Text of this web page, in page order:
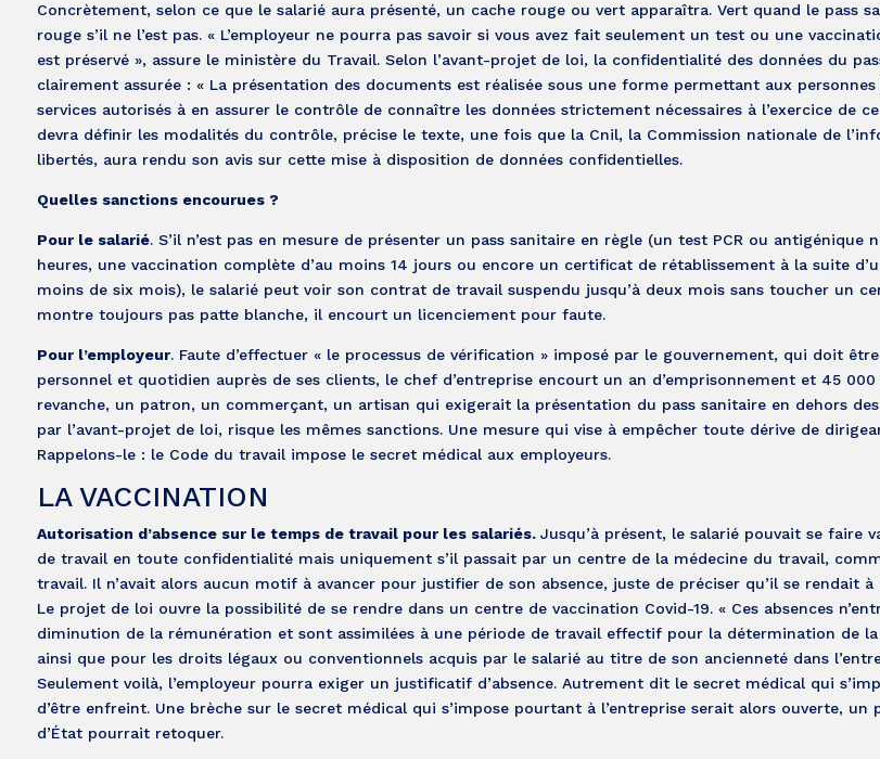
Concrètement, selon ce que le salarié aura présenté, un cache rouge ou vert apparaîtra. Vert quand le pass
rouge s’il ne l’est pas. « L’employeur ne pourra pas savoir si vous avez fait seulement un test ou une
est préservé », assure le ministère du Travail. Selon l’avant-projet de loi, la confidentialité des données du
clairement assurée : « La présentation des documents est réalisée sous une forme permettant aux
services autorisés à en assurer le contrôle de connaître les données strictement nécessaires à l’exercice de
devra définir les modalités du contrôle, précise le texte, une fois que la Cnil, la Commission nationale de
libertés, aura rendu son avis sur cette mise à disposition de données confidentielles.
Quelles sanctions encourues ?
Pour le salarié. S’il n’est pas en mesure de présenter un pass sanitaire en règle (un test PCR ou antigénique
heures, une vaccination complète d’au moins 14 jours ou encore un certificat de rétablissement à la suite
moins de six mois), le salarié peut voir son contrat de travail suspendu jusqu’à deux mois sans toucher un
montre toujours pas patte blanche, il encourt un licenciement pour faute.
Pour l’employeur. Faute d’effectuer « le processus de vérification » imposé par le gouvernement, qui doit
personnel et quotidien auprès de ses clients, le chef d’entreprise encourt un an d’emprisonnement et 45 000
revanche, un patron, un commerçant, un artisan qui exigerait la présentation du pass sanitaire en dehors
par l’avant-projet de loi, risque les mêmes sanctions. Une mesure qui vise à empêcher toute dérive de
Rappelons-le : le Code du travail impose le secret médical aux employeurs.
LA VACCINATION
Autorisation d’absence sur le temps de travail pour les salariés. Jusqu’à présent, le salarié pouvait se faire
de travail en toute confidentialité mais uniquement s’il passait par un centre de la médecine du travail,
travail. Il n’avait alors aucun motif à avancer pour justifier de son absence, juste de préciser qu’il se rendait
Le projet de loi ouvre la possibilité de se rendre dans un centre de vaccination Covid-19. « Ces absences
diminution de la rémunération et sont assimilées à une période de travail effectif pour la détermination de la
ainsi que pour les droits légaux ou conventionnels acquis par le salarié au titre de son ancienneté dans
Seulement voilà, l’employeur pourra exiger un justificatif d’absence. Autrement dit le secret médical qui
d’être enfreint. Une brèche sur le secret médical qui s’impose pourtant à l’entreprise serait alors ouverte, un
d’État pourrait retoquer.